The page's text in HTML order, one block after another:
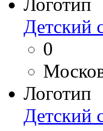
Детский
0
Логотип
Детский